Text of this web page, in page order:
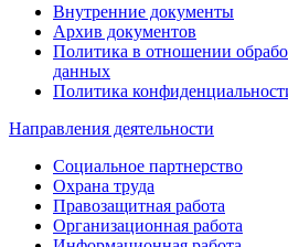
Внутренние документы
Архив документов
Политика в отношении
данных
Политика
Направления деятельности
Социальное партнерство
Охрана труда
Правозащитная работа
Организационная работа